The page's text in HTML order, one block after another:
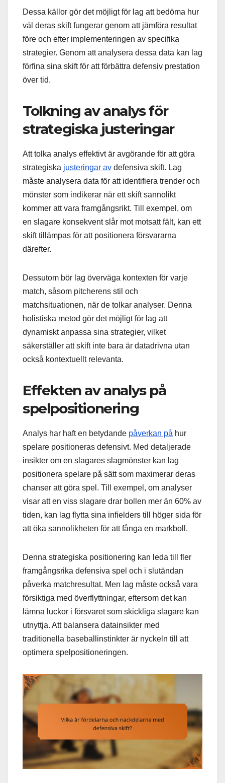
Dessa källor gör det möjligt för lag att bedöma hur
väl deras skift fungerar genom att jämföra resultat
före och efter implementeringen av specifika
strategier. Genom att analysera dessa data kan lag
förfina sina skift för att förbättra defensiv prestation
över tid.
Tolkning av analys för
strategiska justeringar
Att tolka analys effektivt är avgörande för att göra
strategiska justeringar av defensiva skift. Lag
måste analysera data för att identifiera trender och
mönster som indikerar när ett skift sannolikt
kommer att vara framgångsrikt. Till exempel, om
en slagare konsekvent slår mot motsatt fält, kan ett
skift tillämpas för att positionera försvararna
därefter.
Dessutom bör lag överväga kontexten för varje
match, såsom pitcherens stil och
matchsituationen, när de tolkar analyser. Denna
holistiska metod gör det möjligt för lag att
dynamiskt anpassa sina strategier, vilket
säkerställer att skift inte bara är datadrivna utan
också kontextuellt relevanta.
Effekten av analys på
spelpositionering
Analys har haft en betydande påverkan på hur
spelare positioneras defensivt. Med detaljerade
insikter om en slagares slagmönster kan lag
positionera spelare på sätt som maximerar deras
chanser att göra spel. Till exempel, om analyser
visar att en viss slagare drar bollen mer än 60% av
tiden, kan lag flytta sina infielders till höger sida för
att öka sannolikheten för att fånga en markboll.
Denna strategiska positionering kan leda till fler
framgångsrika defensiva spel och i slutändan
påverka matchresultat. Men lag måste också vara
försiktiga med överflyttningar, eftersom det kan
lämna luckor i försvaret som skickliga slagare kan
utnyttja. Att balansera datainsikter med
traditionella baseballinstinkter är nyckeln till att
optimera spelpositioneringen.